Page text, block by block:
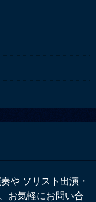
や ソリスト出演・
お気軽にお問い合